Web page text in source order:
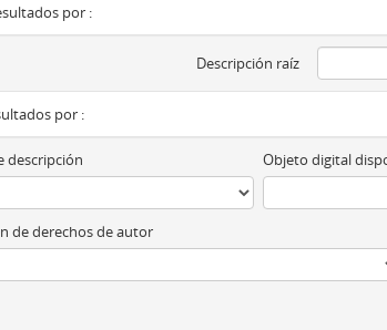
por :
Descripción raíz
por :
descripción Objeto digital
de derechos de autor